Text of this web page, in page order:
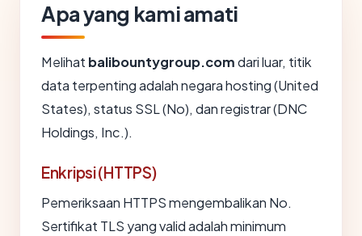
Apa yang kami amati
Melihat balibountygroup.comdari luar, titik
data terpenting adalah negara hosting (United
States), status SSL (No), dan registrar (DNC
Holdings, Inc.).
Enkripsi (HTTPS)
Pemeriksaan HTTPS mengembalikan No.
Sertifikat TLS yang valid adalah minimum